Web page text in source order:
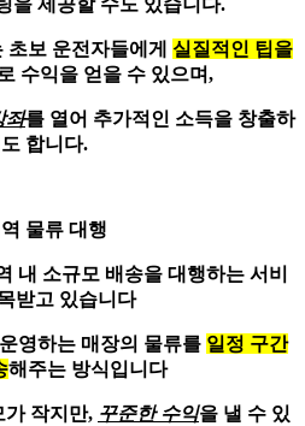
을 제공할 수도 있습니다.
보 운전자들에게 실질적인 팁을
수익을 얻을 수 있으며,
좌를 열어 추가적인 소득을 창출하
합니다.
물류 대행
내 소규모 배송을 대행하는 서비
받고 있습니다
영하는 매장의 물류를 일정 구간
해주는 방식입니다
가 작지만, 꾸준한 수익을 낼 수 있